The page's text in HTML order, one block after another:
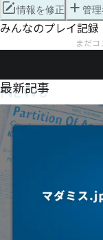
情報を修正 管
みんなのプレイ記録
まだ
NEWS
最新記事